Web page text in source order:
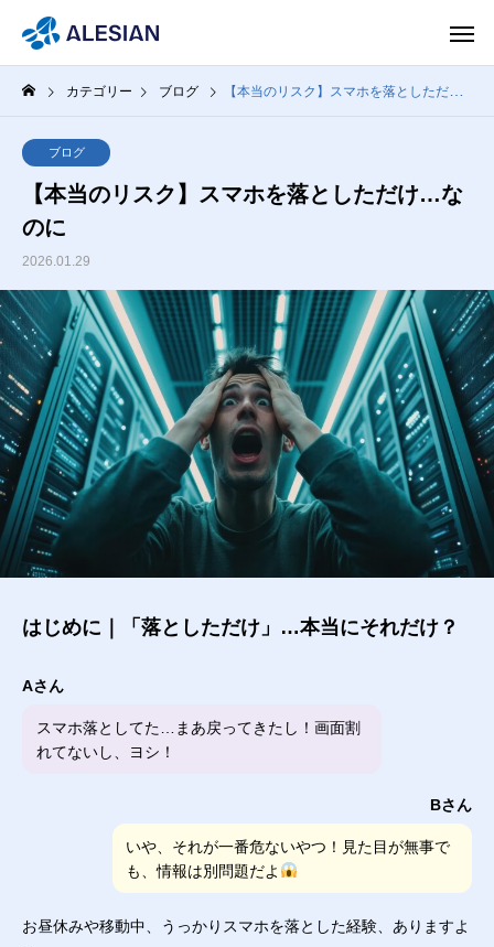
カテゴリー ブログ 【本当のリスク】スマホを落としただけ…なのに
ブログ
【本当のリスク】スマホを落としただけ…な
のに
2026.01.29
はじめに｜「落としただけ」…本当にそれだけ？
Aさん
スマホ落としてた…まあ戻ってきたし！画面割
れてないし、ヨシ！
Bさん
いや、それが一番危ないやつ！見た目が無事で
も、情報は別問題だよ
お昼休みや移動中、うっかりスマホを落とした経験、ありますよ